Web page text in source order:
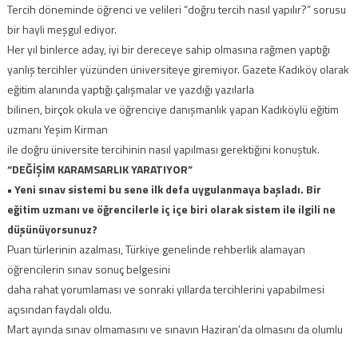
Tercih döneminde öğrenci ve velileri “doğru tercih nasıl yapılır?” sorusu
bir hayli meşgul ediyor.
Her yıl binlerce aday, iyi bir dereceye sahip olmasına rağmen yaptığı
yanlış tercihler yüzünden üniversiteye giremiyor. Gazete Kadıköy olarak
eğitim alanında yaptığı çalışmalar ve yazdığı yazılarla
bilinen, birçok okula ve öğrenciye danışmanlık yapan Kadıköylü eğitim
uzmanı Yeşim Kirman
ile doğru üniversite tercihinin nasıl yapılması gerektiğini konuştuk.
“DEĞİŞİM KARAMSARLIK YARATIYOR”
• Yeni sınav sistemi bu sene ilk defa uygulanmaya başladı. Bir
eğitim uzmanı ve öğrencilerle iç içe biri olarak sistem ile ilgili ne
düşünüyorsunuz?
Puan türlerinin azalması, Türkiye genelinde rehberlik alamayan
öğrencilerin sınav sonuç belgesini
daha rahat yorumlaması ve sonraki yıllarda tercihlerini yapabilmesi
açısından faydalı oldu.
Mart ayında sınav olmamasını ve sınavın Haziran’da olmasını da olumlu